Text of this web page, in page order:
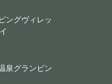
ングヴィレッ
泉グランピン